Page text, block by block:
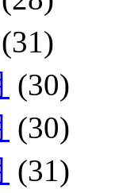
(31)
(30)
(30)
(31)